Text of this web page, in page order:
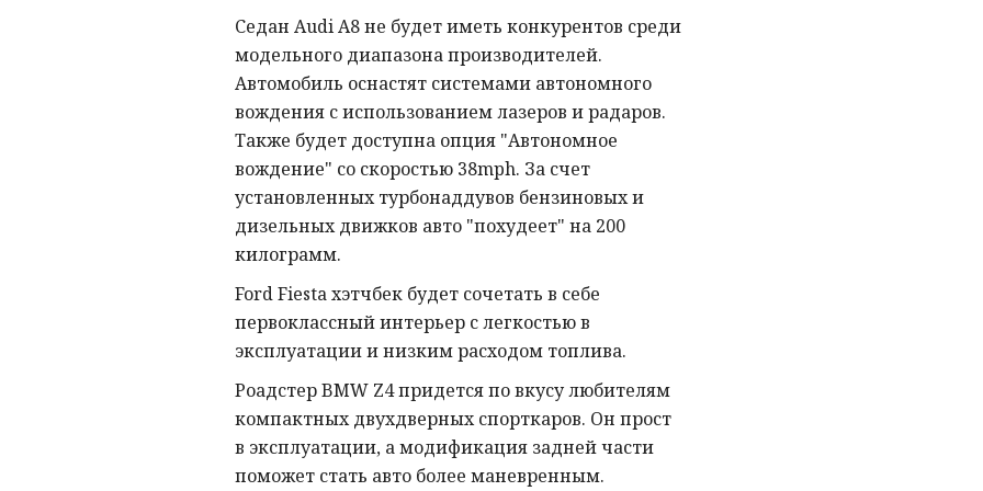
Седан Audi A8 не будет иметь конкурентов среди
модельного диапазона производителей.
Автомобиль оснастят системами автономного
вождения с использованием лазеров и радаров.
Также будет доступна опция "Автономное
вождение" со скоростью 38mph. За счет
установленных турбонаддувов бензиновых и
дизельных движков авто "похудеет" на 200
килограмм.
Ford Fiesta хэтчбек будет сочетать в себе
первоклассный интерьер с легкостью в
эксплуатации и низким расходом топлива.
Роадстер BMW Z4 придется по вкусу любителям
компактных двухдверных спорткаров. Он прост
в эксплуатации, а модификация задней части
поможет стать авто более маневренным.